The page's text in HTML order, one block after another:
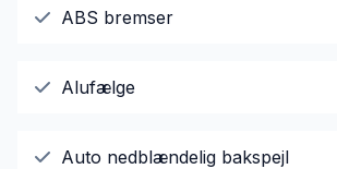
ABS bremser
Alufælge
Auto nedblændelig bakspejl